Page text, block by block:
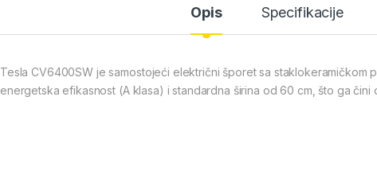
Opis Specifikacije
Tesla CV6400SW je samostojeći električni šporet sa staklokeramičkom
energetska efikasnost (A klasa) i standardna širina od 60 cm, što ga